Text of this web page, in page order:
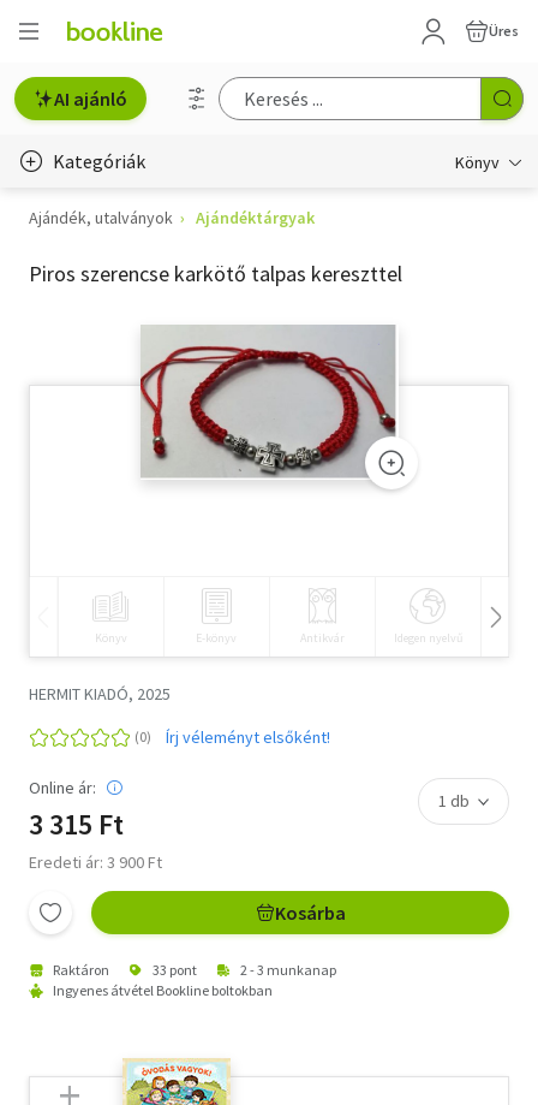
Üres
AI ajánló
Kategóriák Könyv
Életmód, egészség
Erotika
Gyermek- és ifjúsági
Hobbi, szabadidő
Tankönyv, segédkönyv
Társadalomtudomány
Természettudomány
Történelem
Vallás
Ajándék, utalványok Ajándéktárgyak
Piros szerencse karkötő talpas kereszttel
Könyv E-könyv Antikvár Idegen nyelvű
HERMIT KIADÓ, 2025
Írj véleményt elsőként!
Online ár:
3 315 Ft
Eredeti ár: 3 900 Ft
Kosárba
Raktáron 33 pont
2 - 3 munkanap
Ingyenes átvétel Bookline boltokban